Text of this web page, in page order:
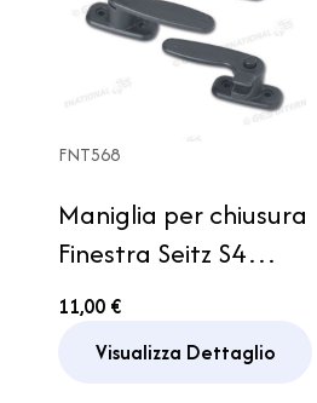
FNT568
Maniglia per chiusura
Finestra Seitz S4
Camper Caravan
11,00 €
Visualizza Dettaglio